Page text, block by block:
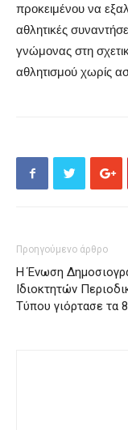
προκειμένου να
αθλητικές
γνώμονας στη
αθλητισμού χωρίς
Προηγούμενο άρθρο
Η Ένωση
Ιδιοκτητών
Τύπου γιόρτασε τα